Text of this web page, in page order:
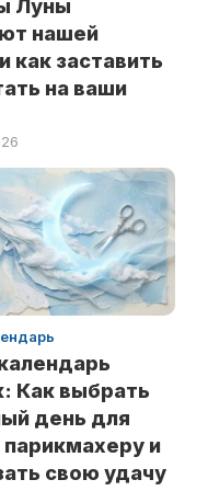
ЗДОРОВЬЕ
РИТУАЛЫ
Луны
нашей
как заставить
на ваши
Как выбрать
день для
парикмахеру и
свою удачу